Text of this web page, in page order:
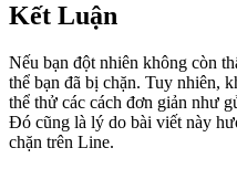
Kết Luận
Nếu bạn đột nhiên không còn
thể bạn đã bị chặn. Tuy nhiên,
thể thử các cách đơn giản như
Đó cũng là lý do bài viết này
chặn trên Line.